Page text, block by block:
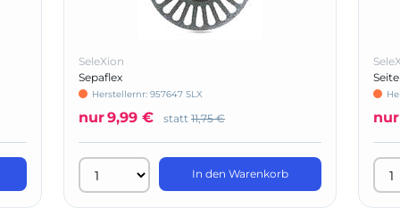
SeleXion
Sepaflex
Herstellernr: 957647 SLX
nur9,99 € statt 11,75 €
In den Warenkorb
nur